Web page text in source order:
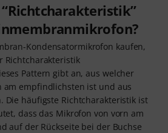
Kondensatormikrofon kaufen,
Richtcharakteristik
Pattern gibt an, aus welcher
am empfindlichsten ist und aus
Die häufigste Richtcharakteristik ist
dass das Mikrofon von vorn am
auf der Rückseite bei der Buchse